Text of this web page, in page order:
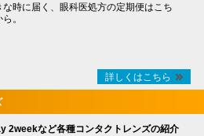
な時に届く、眼科医処方の定期便はこち
。
詳しくはこちら
2weekなど各種コンタクトレンズの紹介